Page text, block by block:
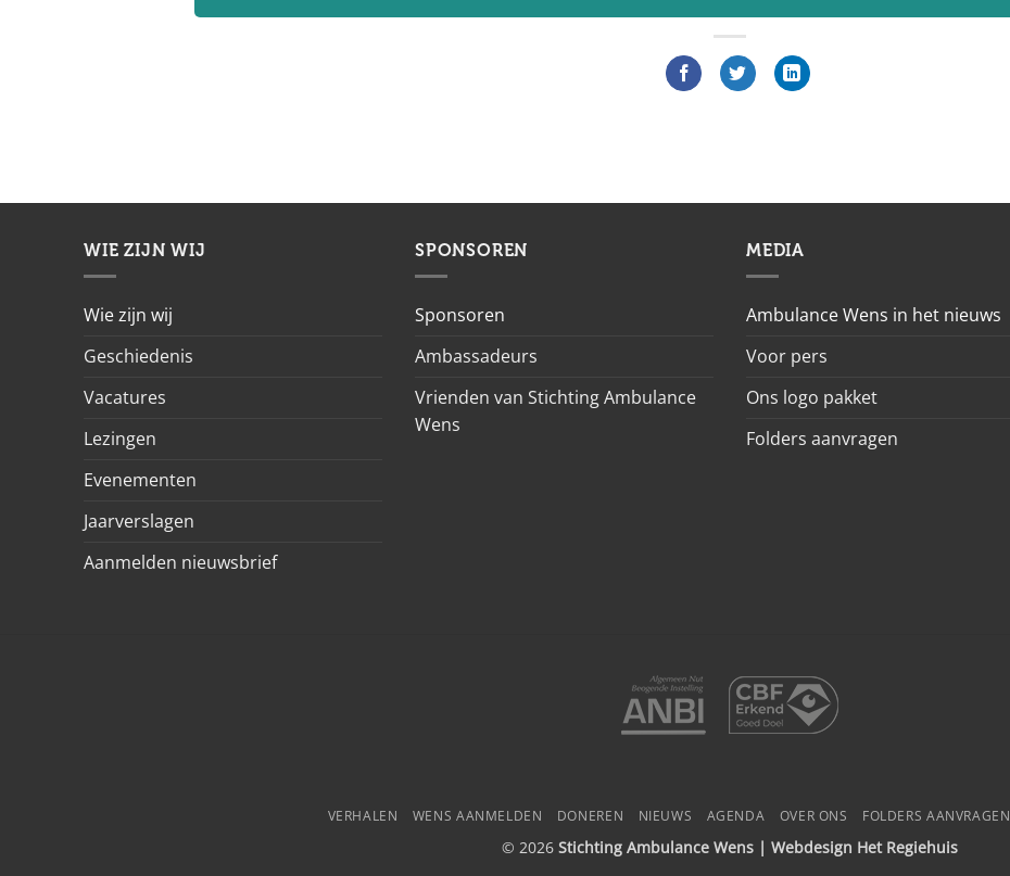
WIE ZIJN WIJ
Wie zijn wij
Geschiedenis
Vacatures
Lezingen
Evenementen
Jaarverslagen
Aanmelden nieuwsbrief
SPONSOREN
Sponsoren
Ambassadeurs
Vrienden van Stichting Ambulance
Wens
MEDIA
Ambulance Wens in het nieuws
Voor pers
Ons logo pakket
Folders aanvragen
VERHALEN WENS AANMELDEN DONEREN NIEUWS AGENDA OVER ONS FOLDERS AANVRAGEN
© 2026 Stichting Ambulance Wens | Webdesign Het Regiehuis